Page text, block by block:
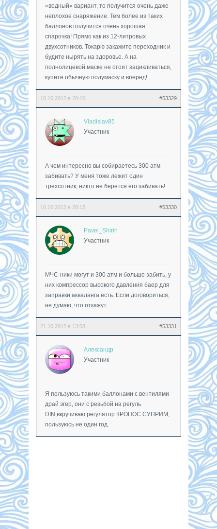
«водный» вариант, то получится очень даже
неплохое снаряжение. Тем более из таких
баллонов получится очень хорошая
спарочка! Прямо как из 12-литровых
двухсотников. Токарю закажите переходник и
будите нырять на здоровье. А на
полнолицевой маске не стоит зацикливаться,
купите обычную полумаску и вперед!
10.10.2012 в 20:10 #53329
Vladislav85
Участник
А чем интересно вы собираетесь 300 атм
забивать? У меня тоже лежит один
трехсотник, никто не берется его забивать!
10.10.2012 в 20:13 #53330
Pavel_Shirin
Участник
МЧС-ники могут и 300 атм и больше забить, у
них компрессор высокого давления баер для
заправки акваланга есть. Если договориться,
не думаю, что откажут.
21.10.2012 в 13:58 #53331
Александр
Участник
Я пользуюсь такими баллонами с вентилями
драй эгер, они с резьбой на регуль
DIN,вкручиваю регулятор КРОНОС СУПРИМ,
пользуюсь не один год.